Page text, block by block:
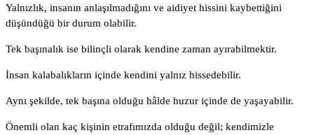
Yalnızlık, insanın anlaşılmadığını ve aidiyet hissini kaybettiğini
düşündüğü bir durum olabilir.
Tek başınalık ise bilinçli olarak kendine zaman ayırabilmektir.
İnsan kalabalıkların içinde kendini yalnız hissedebilir.
Aynı şekilde, tek başına olduğu hâlde huzur içinde de yaşayabilir.
Önemli olan kaç kişinin etrafımızda olduğu değil; kendimizle